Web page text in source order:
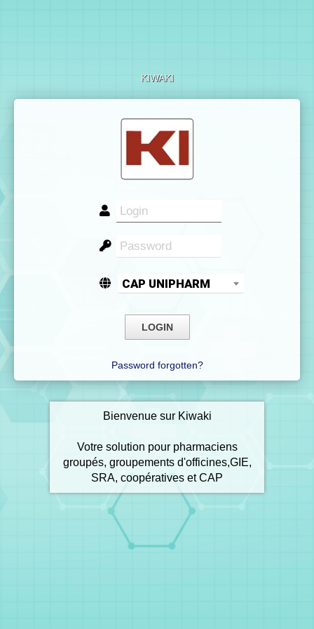
KIWAKI
CAP UNIPHARM
Password forgotten?
Bienvenue sur Kiwaki
Votre solution pour pharmaciens
groupés, groupements d'officines,GIE,
SRA, coopératives et CAP